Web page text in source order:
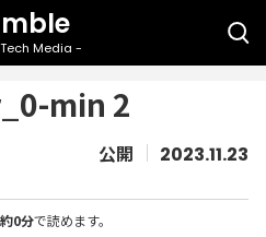
min 2
2023.11.23
約0分で読めます。